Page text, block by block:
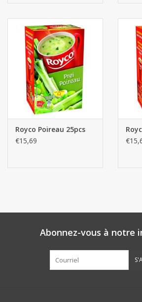
Royco Poireau 25pcs
€15,69
Abonnez-vous à notre